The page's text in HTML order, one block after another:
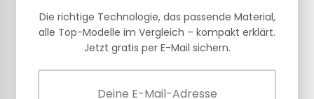
Die richtige Technologie, das passende Material,
alle Top-Modelle im Vergleich – kompakt erklärt.
Jetzt gratis per E-Mail sichern.